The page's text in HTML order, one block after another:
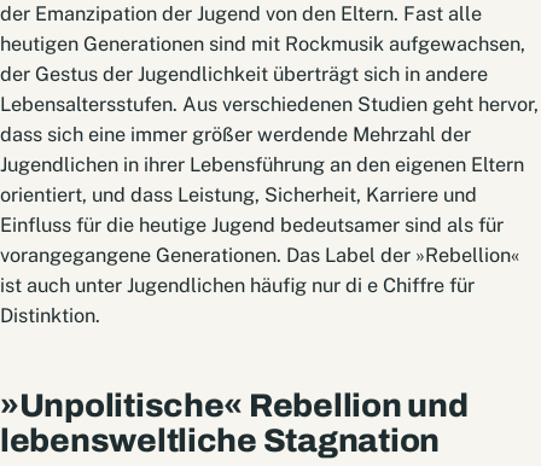
der Emanzipation der Jugend von den Eltern. Fast alle
heutigen Generationen sind mit Rockmusik aufgewachsen,
der Gestus der Jugendlichkeit überträgt sich in andere
Lebensaltersstufen. Aus verschiedenen Studien geht hervor,
dass sich eine immer größer werdende Mehrzahl der
Jugendlichen in ihrer Lebensführung an den eigenen Eltern
orientiert, und dass Leistung, Sicherheit, Karriere und
Einfluss für die heutige Jugend bedeutsamer sind als für
vorangegangene Generationen. Das Label der »Rebellion«
ist auch unter Jugendlichen häufig nur di e Chiffre für
Distinktion.
»Unpolitische« Rebellion und
lebensweltliche Stagnation